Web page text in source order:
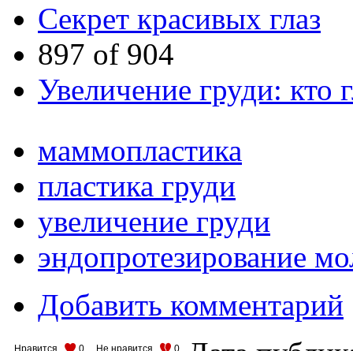
Секрет красивых глаз
897 of 904
Увеличение груди: кто
маммопластика
пластика груди
увеличение груди
эндопротезирование
Добавить комментарий
Нравится 0 Не нравится 0